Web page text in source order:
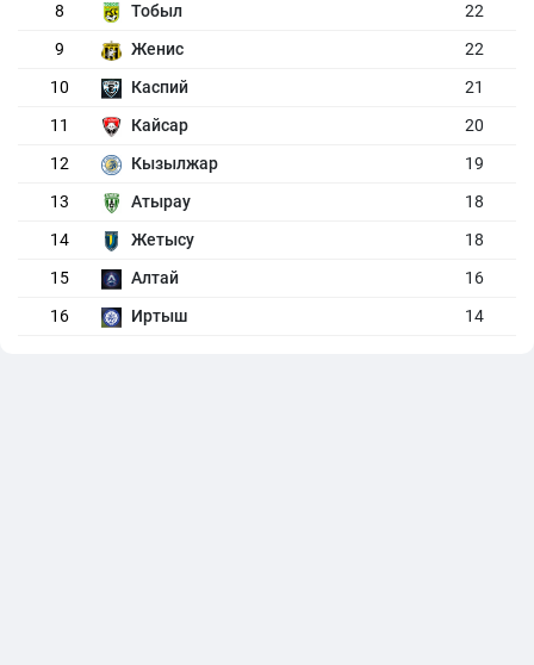
8
Тобыл
22
9
Женис
22
10
Каспий
21
11
Кайсар
20
12
Кызылжар
19
13
Атырау
18
14
Жетысу
18
15
Алтай
16
16
Иртыш 14